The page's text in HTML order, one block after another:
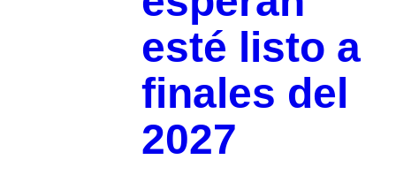
esté listo a
finales del
2027